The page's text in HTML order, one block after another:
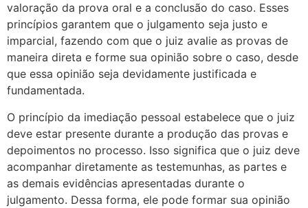
valoração da prova oral e a conclusão do caso. Esses
princípios garantem que o julgamento seja justo e
imparcial, fazendo com que o juiz avalie as provas de
maneira direta e forme sua opinião sobre o caso, desde
que essa opinião seja devidamente justificada e
fundamentada.
O princípio da imediação pessoal estabelece que o juiz
deve estar presente durante a produção das provas e
depoimentos no processo. Isso significa que o juiz deve
acompanhar diretamente as testemunhas, as partes e
as demais evidências apresentadas durante o
julgamento. Dessa forma, ele pode formar sua opinião